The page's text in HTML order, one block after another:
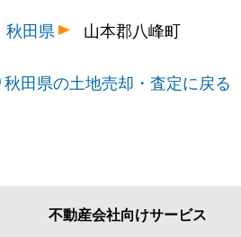
秋田県 山本郡八峰町
秋田県の土地売却・査定に戻る
不動産会社向けサービス